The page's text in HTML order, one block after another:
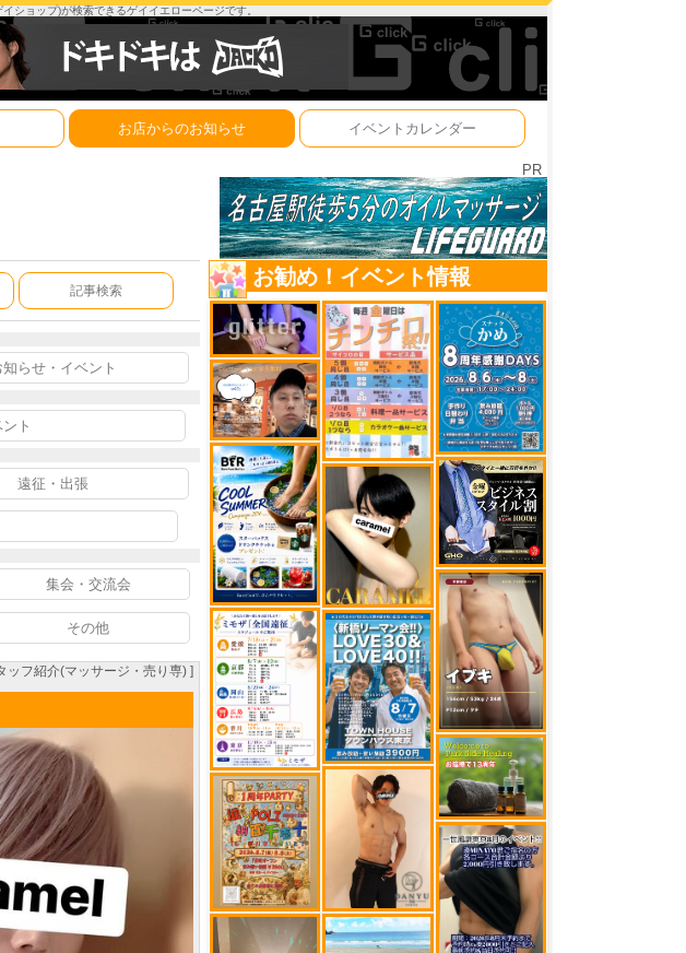
ショップ)が検索できるゲイイエローページです。
お店からのお知らせ イベントカレンダー
PR
記事検索
知らせ・イベント
ト
遠征・出張
集会・交流会
その他
ッフ紹介(マッサージ・売り専) ]
お勧め！イベント情報